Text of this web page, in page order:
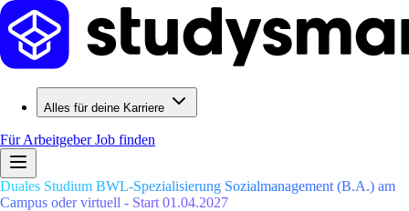
Alles für deine Karriere
Für ArbeitgeberJob finden
Duales Studium BWL-Spezialisierung Sozialmanagement (B.A.) am
Campus oder virtuell - Start 01.04.2027